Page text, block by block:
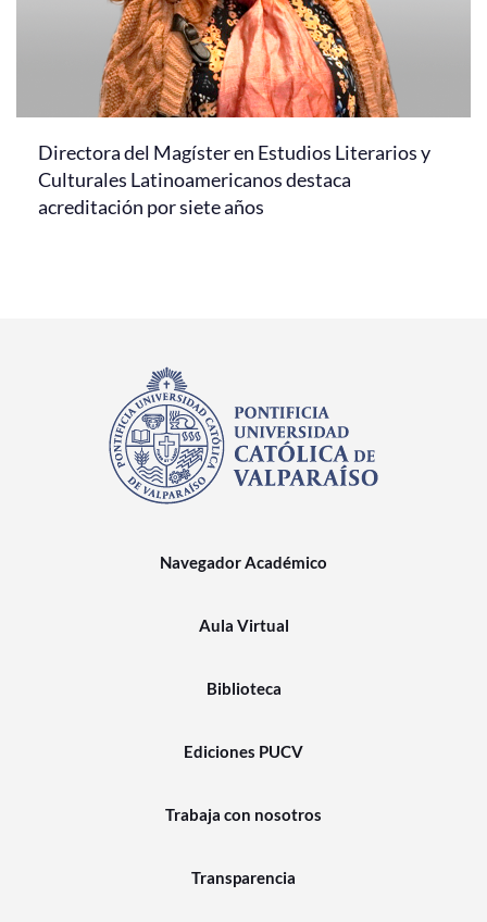
Directora del Magíster en Estudios Literarios y
Culturales Latinoamericanos destaca
acreditación por siete años
Navegador Académico
Aula Virtual
Biblioteca
Ediciones PUCV
Trabaja con nosotros
Transparencia